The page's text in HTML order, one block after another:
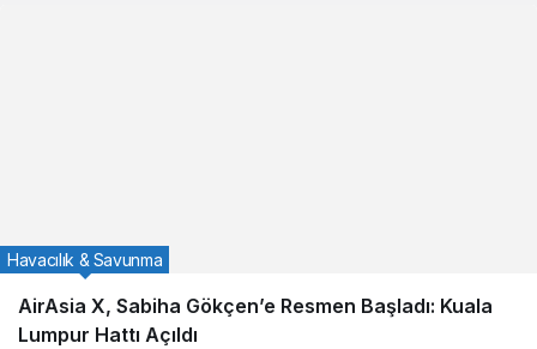
AirAsia X, Sabiha Gökçen’e Resmen Başladı: Kuala
Lumpur Hattı Açıldı
Havacılık & Savunma